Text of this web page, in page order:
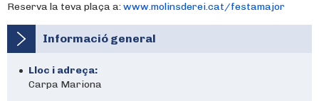
Reserva la teva plaça a:www.molinsderei.cat/festamajor
Informació general
Lloc i adreça:
Carpa Mariona